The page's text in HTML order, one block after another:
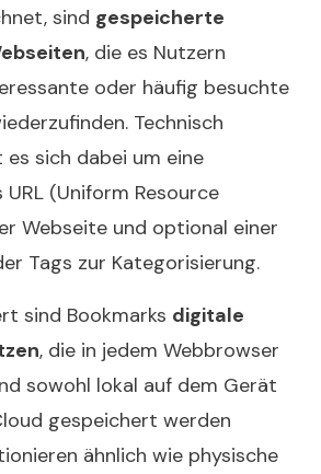
sind gespeicherte
, die es Nutzern
oder häufig besuchte
Technisch
es sich dabei um eine
(Uniform Resource
Webseite und optional einer
Tags zur Kategorisierung.
sind Bookmarks digitale
, die in jedem Webbrowser
sowohl lokal auf dem Gerät
gespeichert werden
ähnlich wie physische